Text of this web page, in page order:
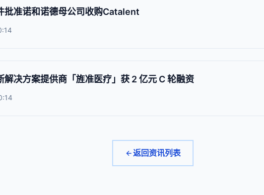
批准诺和诺德母公司收购Catalent
解决方案提供商「旌准医疗」获 2 亿元 C 轮融资
返回资讯列表